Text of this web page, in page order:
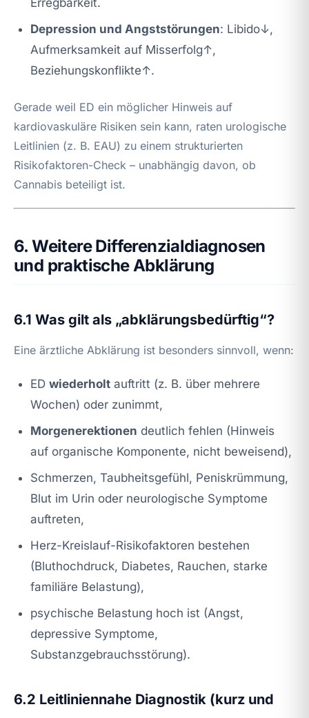
Depression und Angststörungen: Libido↓,
Aufmerksamkeit auf Misserfolg↑,
Beziehungskonflikte↑.
Gerade weil ED ein möglicher Hinweis auf
kardiovaskuläre Risiken sein kann, raten urologische
Leitlinien (z. B. EAU) zu einem strukturierten
Risikofaktoren-Check – unabhängig davon, ob
Cannabis beteiligt ist.
6. Weitere Differenzialdiagnosen
und praktische Abklärung
6.1 Was gilt als „abklärungsbedürftig“?
Eine ärztliche Abklärung ist besonders sinnvoll, wenn:
ED wiederholt auftritt (z. B. über mehrere
Wochen) oder zunimmt,
Morgenerektionen deutlich fehlen (Hinweis
auf organische Komponente, nicht beweisend),
Schmerzen, Taubheitsgefühl, Peniskrümmung,
Blut im Urin oder neurologische Symptome
auftreten,
Herz-Kreislauf-Risikofaktoren bestehen
(Bluthochdruck, Diabetes, Rauchen, starke
familiäre Belastung),
psychische Belastung hoch ist (Angst,
depressive Symptome,
Substanzgebrauchsstörung).
6.2 Leitliniennahe Diagnostik (kurz und